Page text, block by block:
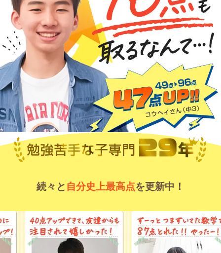
続々と 自分史上最高点を更新中！